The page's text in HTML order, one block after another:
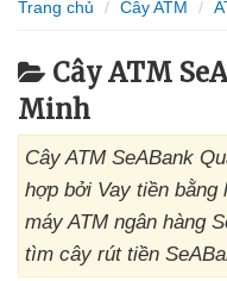
Trang chủ Cây ATM
Cây ATM
Minh
Cây ATM SeABank
hợp bởi Vay tiền bằng
máy ATM ngân hàng
tìm cây rút tiền